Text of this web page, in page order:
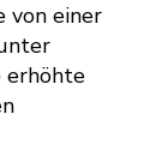
von einer
erhöhte